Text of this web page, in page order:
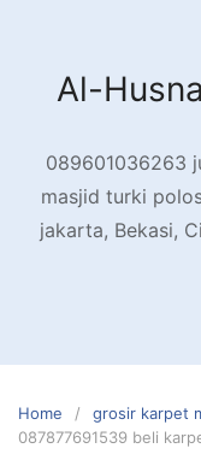
contentAl-
089601036263
masjid turki
jakarta, Bekasi,
Home
grosir karpet
087877691539 beli